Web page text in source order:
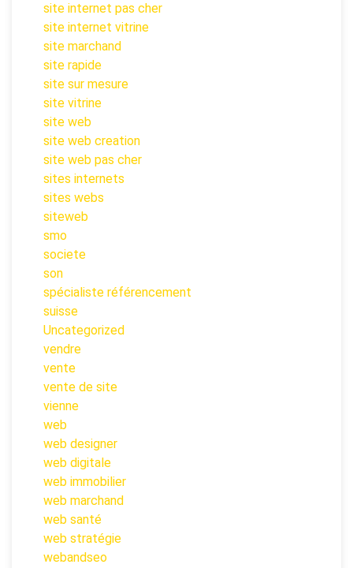
site internet pas cher
site internet vitrine
site marchand
site rapide
site sur mesure
site vitrine
site web
site web creation
site web pas cher
sites internets
sites webs
siteweb
smo
societe
son
spécialiste référencement
suisse
Uncategorized
vendre
vente
vente de site
vienne
web
web designer
web digitale
web immobilier
web marchand
web santé
web stratégie
webandseo